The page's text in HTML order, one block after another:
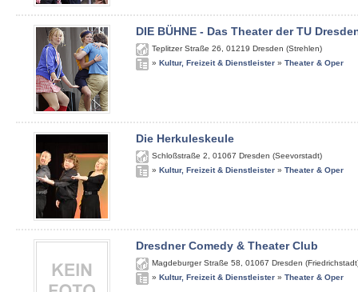
DIE BÜHNE - Das Theater der TU
Teplitzer Straße 26 01219 Dresden (Strehlen)
» Kultur, Freizeit & Dienstleister » Theater & Oper
Die Herkuleskeule
Schloßstraße 2 01067 Dresden (Seevorstadt)
» Kultur, Freizeit & Dienstleister » Theater & Oper
Dresdner Comedy & Theater Club
Magdeburger Straße 58 01067 Dresden
» Kultur, Freizeit & Dienstleister » Theater & Oper